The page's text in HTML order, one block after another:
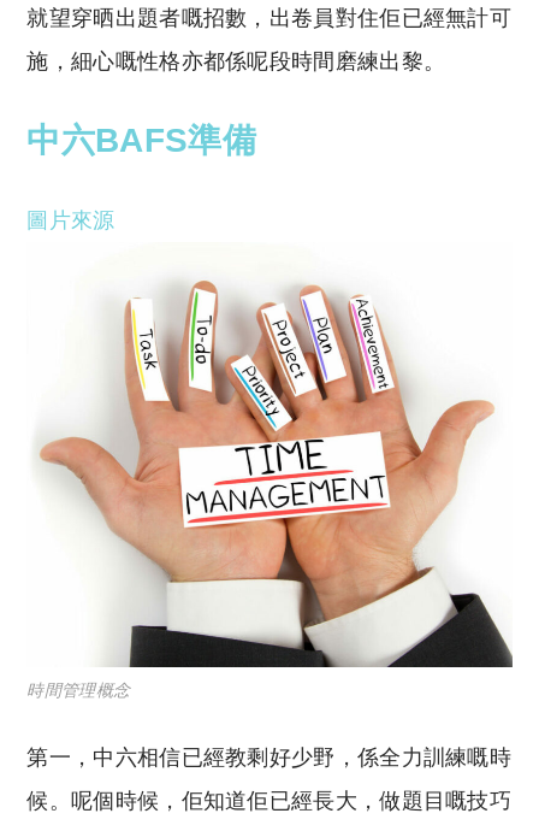
就望穿晒出題者嘅招數，出卷員對住佢已經無計可
施，細心嘅性格亦都係呢段時間磨練出黎。
中六BAFS準備
圖片來源
時間管理概念
第一，中六相信已經教剩好少野，係全力訓練嘅時
候。呢個時候，佢知道佢已經長大，做題目嘅技巧